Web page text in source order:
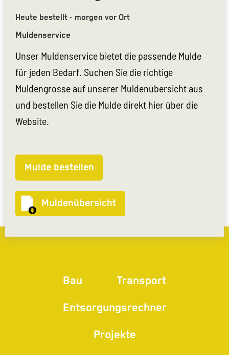
Heute bestellt - morgen vor Ort
Muldenservice
Unser Muldenservice bietet die passende Mulde
für jeden Bedarf. Suchen Sie die richtige
Muldengrösse auf unserer Muldenübersicht aus
und bestellen Sie die Mulde direkt hier über die
Website.
Mulde bestellen
Muldenübersicht
Bau Transport
Entsorgungsrechner
Projekte